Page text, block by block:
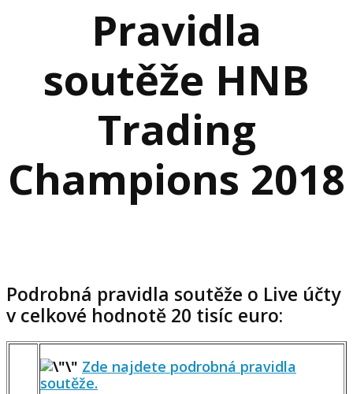
Pravidla
soutěže HNB
Trading
Champions 2018
Podrobná pravidla soutěže o Live účty
v celkové hodnotě 20 tisíc euro:
Zde najdete podrobná pravidla
soutěže.